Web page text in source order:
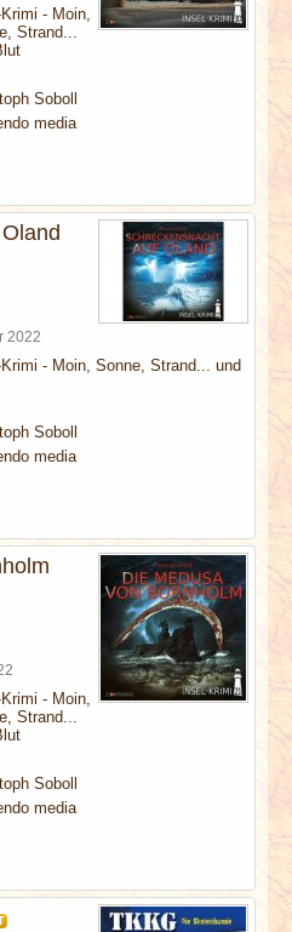
Krimi - Moin,
Strand...
Soboll
media
2022
Krimi - Moin, Sonne, Strand... und
Soboll
media
Krimi - Moin,
Strand...
Soboll
media